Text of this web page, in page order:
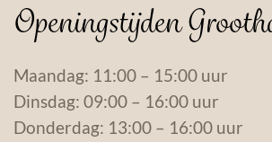
Openingstijden
Maandag: 11:00 – 15:00 uur
Dinsdag: 09:00 – 16:00 uur
Donderdag: 13:00 – 16:00 uur